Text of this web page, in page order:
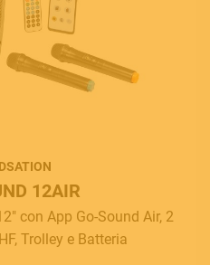
12AIR
con App Go-Sound Air, 2
Trolley e Batteria